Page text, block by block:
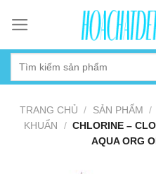
content
TRANG CHỦ / SẢN PHẨM /
KHUẨN
/ CHLORINE –
AQUA ORG